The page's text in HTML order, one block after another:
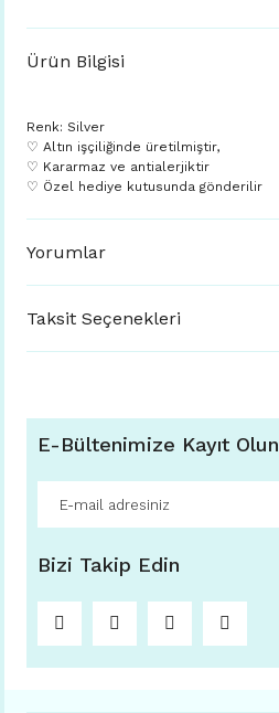
Ürün Bilgisi
Renk: Silver
♡ Altın işçiliğinde üretilmiştir,
♡ Kararmaz ve antialerjiktir
♡ Özel hediye kutusunda gönderilir
Yorumlar
Taksit Seçenekleri
E-Bültenimize Kayıt Olun
Bizi Takip Edin